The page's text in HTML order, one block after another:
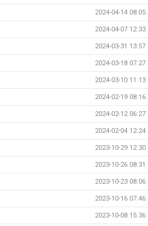
2024-04-14 08:05
2024-04-07 12:33
2024-03-31 13:57
2024-03-18 07:27
2024-03-10 11:13
2024-02-19 08:16
2024-02-12 06:27
2024-02-04 12:24
2023-10-29 12:30
2023-10-26 08:31
2023-10-23 08:06
2023-10-16 07:46
2023-10-08 15:36